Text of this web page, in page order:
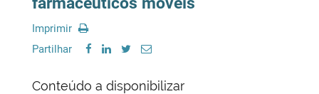
Imprimir
Partilhar
Conteúdo a disponibilizar